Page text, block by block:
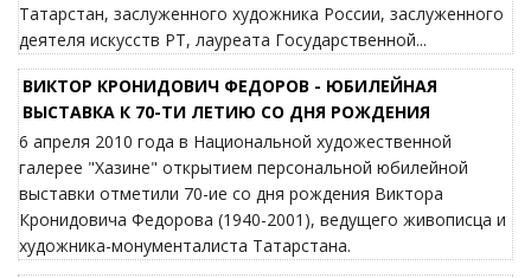
Татарстан, заслуженного художника России, заслуженного
деятеля искусств РТ, лауреата Государственной...
ВИКТОР КРОНИДОВИЧ ФЕДОРОВ - ЮБИЛЕЙНАЯ
ВЫСТАВКА К 70-ТИ ЛЕТИЮ СО ДНЯ РОЖДЕНИЯ
6 апреля 2010 года в Национальной художественной
галерее "Хазине" открытием персональной юбилейной
выставки отметили 70-ие со дня рождения Виктора
Кронидовича Федорова (1940-2001), ведущего живописца и
художника-монументалиста Татарстана.